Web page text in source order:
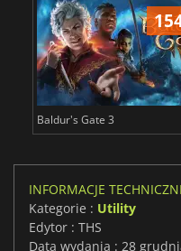
Baldur's Gate 3
INFORMACJE
Kategorie : Utility
Edytor : THS
Data wydania : 28